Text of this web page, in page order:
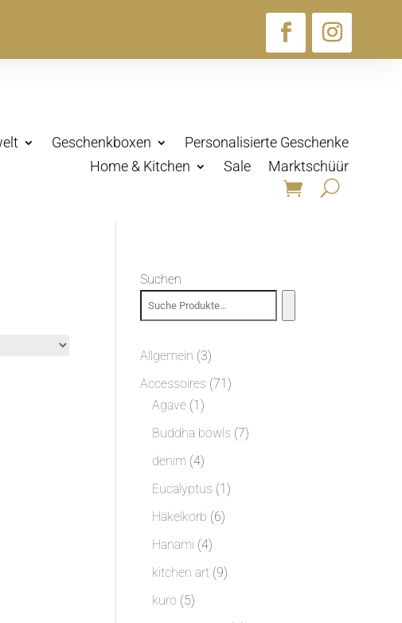
Geschenkboxen
Personalisierte Geschenke
Home & Kitchen
Sale Marktschüür
Suchen
Allgemein 33
Produkte
Accessoires 7171
Agave 11
Produkt
Buddha bowls 77
denim 44
Produkte
Eucalyptus 11
Häkelkorb 66
Hanami 44
Produkte
kitchen art 99
kuro 55